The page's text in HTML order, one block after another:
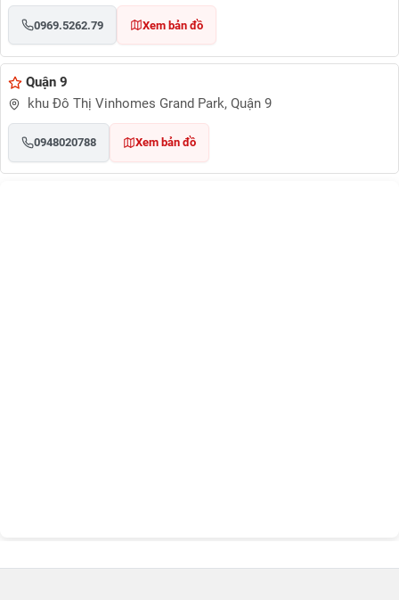
0969.5262.79 Xem bản đồ
Quận 9
khu Đô Thị Vinhomes Grand Park, Quận 9
0948020788 Xem bản đồ